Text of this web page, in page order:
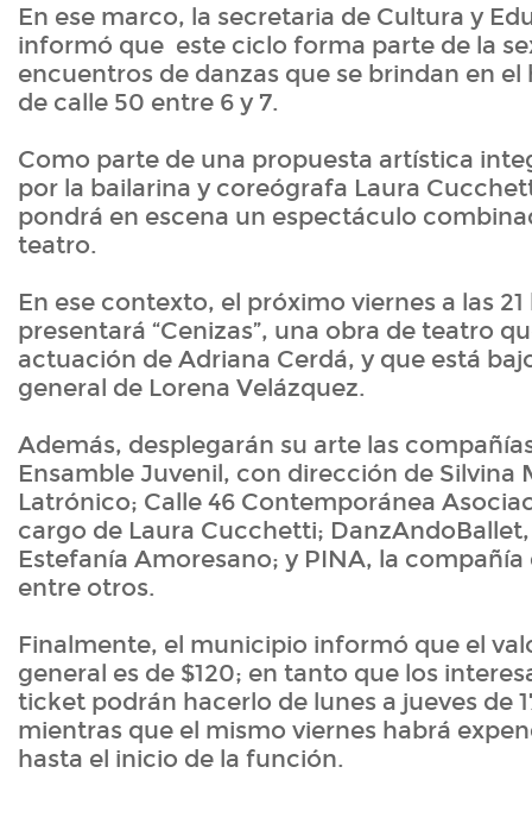
En ese marco, la secretaria de Cultura y
informó que este ciclo forma parte de la
encuentros de danzas que se brindan en
de calle 50 entre 6 y 7.
Como parte de una propuesta artística
por la bailarina y coreógrafa Laura
pondrá en escena un espectáculo
teatro.
En ese contexto, el próximo viernes a las 21
presentará “Cenizas”, una obra de teatro
actuación de Adriana Cerdá, y que está
general de Lorena Velázquez.
Además, desplegarán su arte las
Ensamble Juvenil, con dirección de Silvina
Latrónico; Calle 46 Contemporánea
cargo de Laura Cucchetti;
Estefanía Amoresano; y PINA, la compañía
entre otros.
Finalmente, el municipio informó que el
general es de $120; en tanto que los
ticket podrán hacerlo de lunes a jueves de
mientras que el mismo viernes habrá
hasta el inicio de la función.